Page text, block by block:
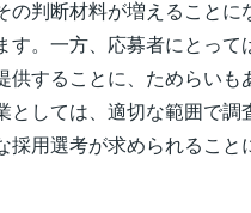
の判断材料が増えることに
す。一方、応募者にとって
供することに、ためらいも
としては、適切な範囲で調
採用選考が求められること